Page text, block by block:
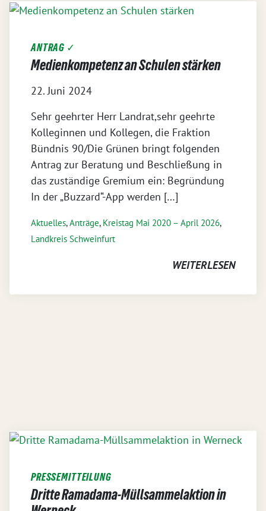
ANTRAG ✓
Medienkompetenz an Schulen stärken
22. Juni 2024
Sehr geehrter Herr Landrat,sehr geehrte
Kolleginnen und Kollegen, die Fraktion
Bündnis 90/Die Grünen bringt folgenden
Antrag zur Beratung und Beschließung in
das zuständige Gremium ein: Begründung
In der „Buzzard“-App werden […]
Aktuelles,Anträge, Kreistag Mai 2020 – April 2026,
Landkreis Schweinfurt
WEITERLESEN
PRESSEMITTEILUNG
Dritte Ramadama-Müllsammelaktion in